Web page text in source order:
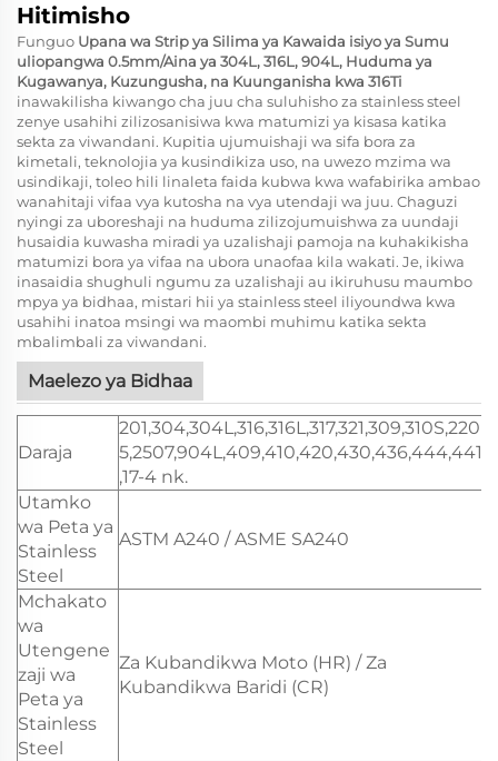
Hitimisho
Funguo Upana wa Strip ya Silima ya Kawaida isiyo ya Sumu
uliopangwa 0.5mm/Aina ya 304L, 316L, 904L, Huduma ya
Kugawanya, Kuzungusha, na Kuunganisha kwa 316Ti
inawakilisha kiwango cha juu cha suluhisho za stainless steel
zenye usahihi zilizosanisiwa kwa matumizi ya kisasa katika
sekta za viwandani. Kupitia ujumuishaji wa sifa bora za
kimetali, teknolojia ya kusindikiza uso, na uwezo mzima wa
usindikaji, toleo hili linaleta faida kubwa kwa wafabirika ambao
wanahitaji vifaa vya kutosha na vya utendaji wa juu. Chaguzi
nyingi za uboreshaji na huduma zilizojumuishwa za uundaji
husaidia kuwasha miradi ya uzalishaji pamoja na kuhakikisha
matumizi bora ya vifaa na ubora unaofaa kila wakati. Je, ikiwa
inasaidia shughuli ngumu za uzalishaji au ikiruhusu maumbo
mpya ya bidhaa, mistari hii ya stainless steel iliyoundwa kwa
usahihi inatoa msingi wa maombi muhimu katika sekta
mbalimbali za viwandani.
Maelezo ya Bidhaa
Daraja
201,304,304L,316,316L,317,321,309,310S,220
5,2507,904L,409,410,420,430,436,444,441
,17-4 nk.
Utamko
wa Peta ya
Stainless
Steel
ASTM A240 / ASME SA240
Mchakato
wa
Utengene
zaji wa
Peta ya
Stainless
Steel
Za Kubandikwa Moto (HR) / Za
Kubandikwa Baridi (CR)